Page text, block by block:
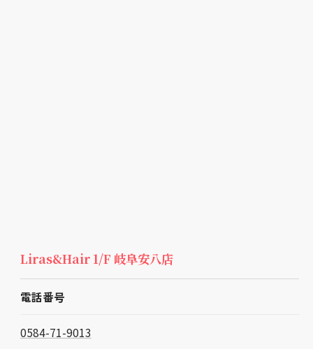
Liras&Hair 1/F 岐阜安八店
電話番号
0584-71-9013